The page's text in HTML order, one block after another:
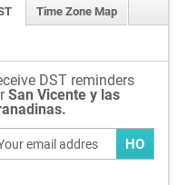
Time Zone Map
DST reminders
San Vicente y las
HO